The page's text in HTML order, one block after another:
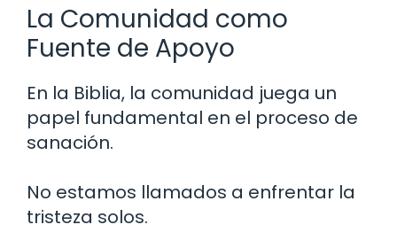
La Comunidad como
Fuente de Apoyo
En la Biblia, la comunidad juega un
papel fundamental en el proceso de
sanación.
No estamos llamados a enfrentar la
tristeza solos.